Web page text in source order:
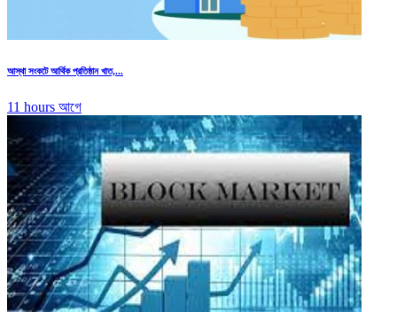
আস্থা সংকটে আর্থিক প্রতিষ্ঠান খাত,...
11 hours আগে